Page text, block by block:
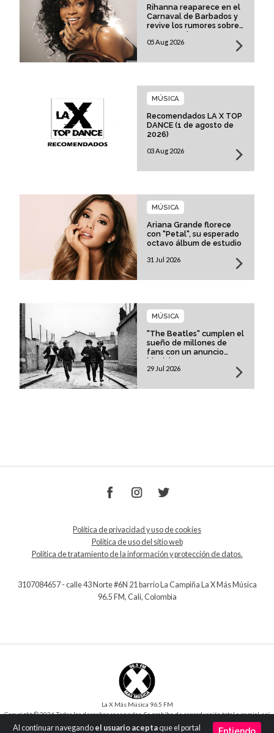
Al continuar navegando el usuario aceptaque el portal
Rihanna reaparece en el
Carnaval de Barbados y
revive los rumores sobre
su esperado regreso
musical
05 Aug 2026
Recomendados LA X TOP
DANCE (1 de agosto de
2026)
MÚSICA
03 Aug 2026
Ariana Grande florece
con "Petal", su esperado
octavo álbum de estudio
MÚSICA
31 Jul 2026
"The Beatles" cumplen el
sueño de millones de
fans con un anuncio
histórico
MÚSICA
29 Jul 2026
Política de privacidad y uso de cookies
Política de uso del sitio web
Política de tratamiento de la información y protección de datos.
3107084657 - calle 43 Norte #6N 21 barrio La Campiña La X Más Música
96.5 FM, Cali, Colombia
La X Más Música 96.5 FM
Copyright © 2026 Todos los derechos reservados. Se prohíbe de reproducción total o parcial, así
como su traducción a cualquier idioma sin la autorización escrita del titular.